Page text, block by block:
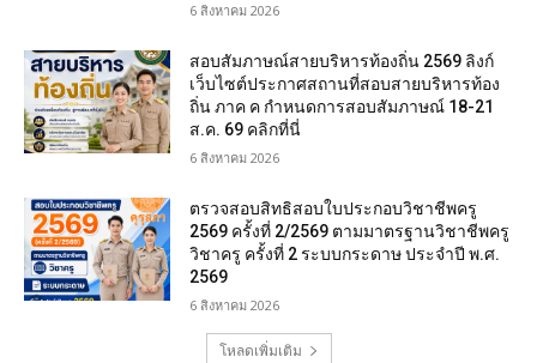
6 สิงหาคม 2026
สอบสัมภาษณ์สายบริหารท้องถิ่น 2569 ลิงก์
เว็บไซต์ประกาศสถานที่สอบสายบริหารท้อง
ถิ่น ภาค ค กำหนดการสอบสัมภาษณ์ 18-21
ส.ค. 69 คลิกที่นี่
6 สิงหาคม 2026
ตรวจสอบสิทธิสอบใบประกอบวิชาชีพครู
2569 ครั้งที่ 2/2569 ตามมาตรฐานวิชาชีพครู
วิชาครู ครั้งที่ 2 ระบบกระดาษ ประจำปี พ.ศ.
2569
6 สิงหาคม 2026
โหลดเพิ่มเติม